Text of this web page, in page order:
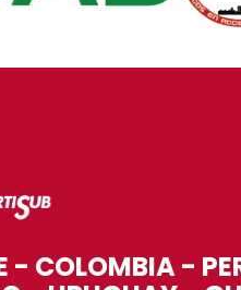
- COLOMBIA -